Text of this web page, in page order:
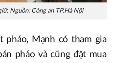
Nguồn: Công an TP.Hà Nội
pháo, Mạnh có tham gia
pháo và cũng đặt mua